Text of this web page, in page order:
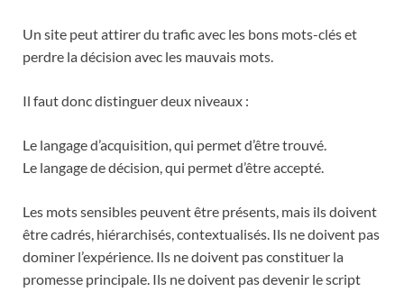
Un site peut attirer du trafic avec les bons mots-clés et
perdre la décision avec les mauvais mots.
Il faut donc distinguer deux niveaux :
Le langage d’acquisition, qui permet d’être trouvé.
Le langage de décision, qui permet d’être accepté.
Les mots sensibles peuvent être présents, mais ils doivent
être cadrés, hiérarchisés, contextualisés. Ils ne doivent pas
dominer l’expérience. Ils ne doivent pas constituer la
promesse principale. Ils ne doivent pas devenir le script